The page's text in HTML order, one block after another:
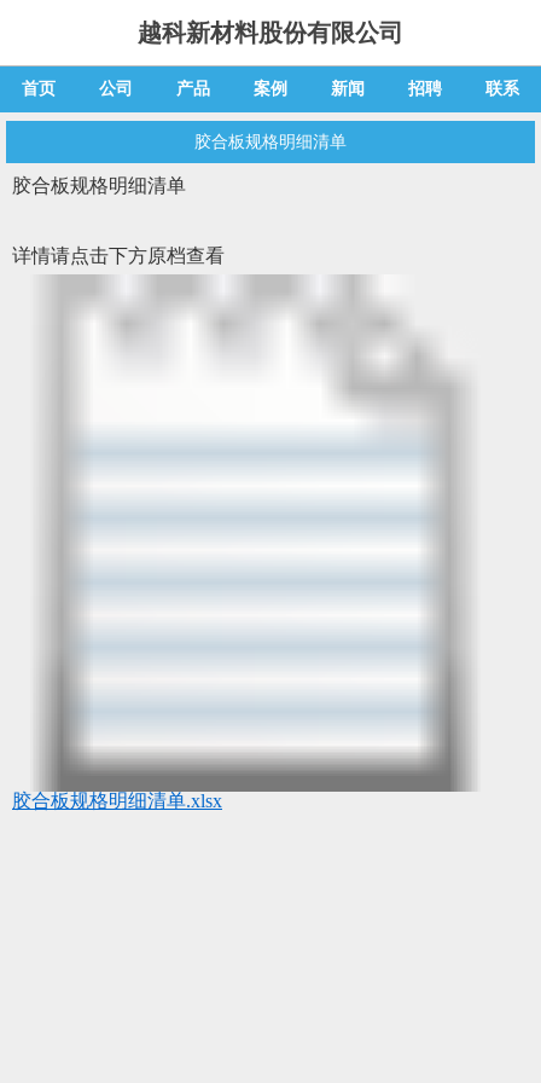
越科新材料股份有限公司
首页 公司 产品 案例 新闻 招聘 联系
胶合板规格明细清单
胶合板规格明细清单
详情请点击下方原档查看
胶合板规格明细清单.xlsx